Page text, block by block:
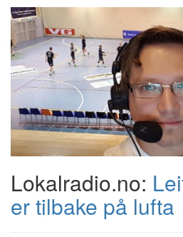
Lokalradio.no:
er tilbake på lufta